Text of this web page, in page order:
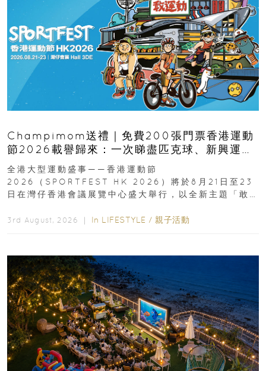
Champimom送禮｜免費200張門票香港運動
節2026載譽歸來：一次睇盡匹克球、新興運
動、街舞比賽＋逾百運動品牌展覽
全港大型運動盛事——香港運動節
2026（SPORTFEST HK 2026）將於8月21日至23
日在灣仔香港會議展覽中心盛大舉行，以全新主題「敢
3rd August, 2026 ｜ In LIFESTYLE / 親子活動